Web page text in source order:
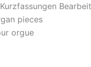
pieces
orgue